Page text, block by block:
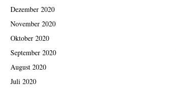
Dezember 2020
November 2020
Oktober 2020
September 2020
August 2020
Juli 2020